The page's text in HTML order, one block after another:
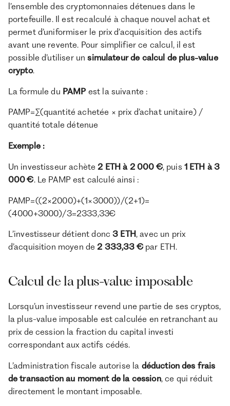
l’ensemble des cryptomonnaies détenues dans le
portefeuille. Il est recalculé à chaque nouvel achat et
permet d’uniformiser le prix d’acquisition des actifs
avant une revente. Pour simplifier ce calcul, il est
possible d’utiliser unsimulateur de calcul de plus-value
crypto.
La formule du PAMP est la suivante :
PAMP=∑(quantité achetée × prix d’achat unitaire) /
quantité totale détenue
Exemple :
Un investisseur achète 2 ETH à 2 000 €, puis 1 ETH à 3
000 €. Le PAMP est calculé ainsi :
PAMP=((2×2000)+(1×3000))/(2+1)=
(4000+3000)/3=2333,33€
L’investisseur détient donc3 ETH, avec un prix
d’acquisition moyen de2 333,33 €par ETH.
Calcul de la plus-value imposable
Lorsqu’un investisseur revend une partie de ses cryptos,
la plus-value imposable est calculée en retranchant au
prix de cession la fraction du capital investi
correspondant aux actifs cédés.
L’administration fiscale autorise la déduction des frais
de transaction au moment de la cession, ce qui réduit
directement le montant imposable.